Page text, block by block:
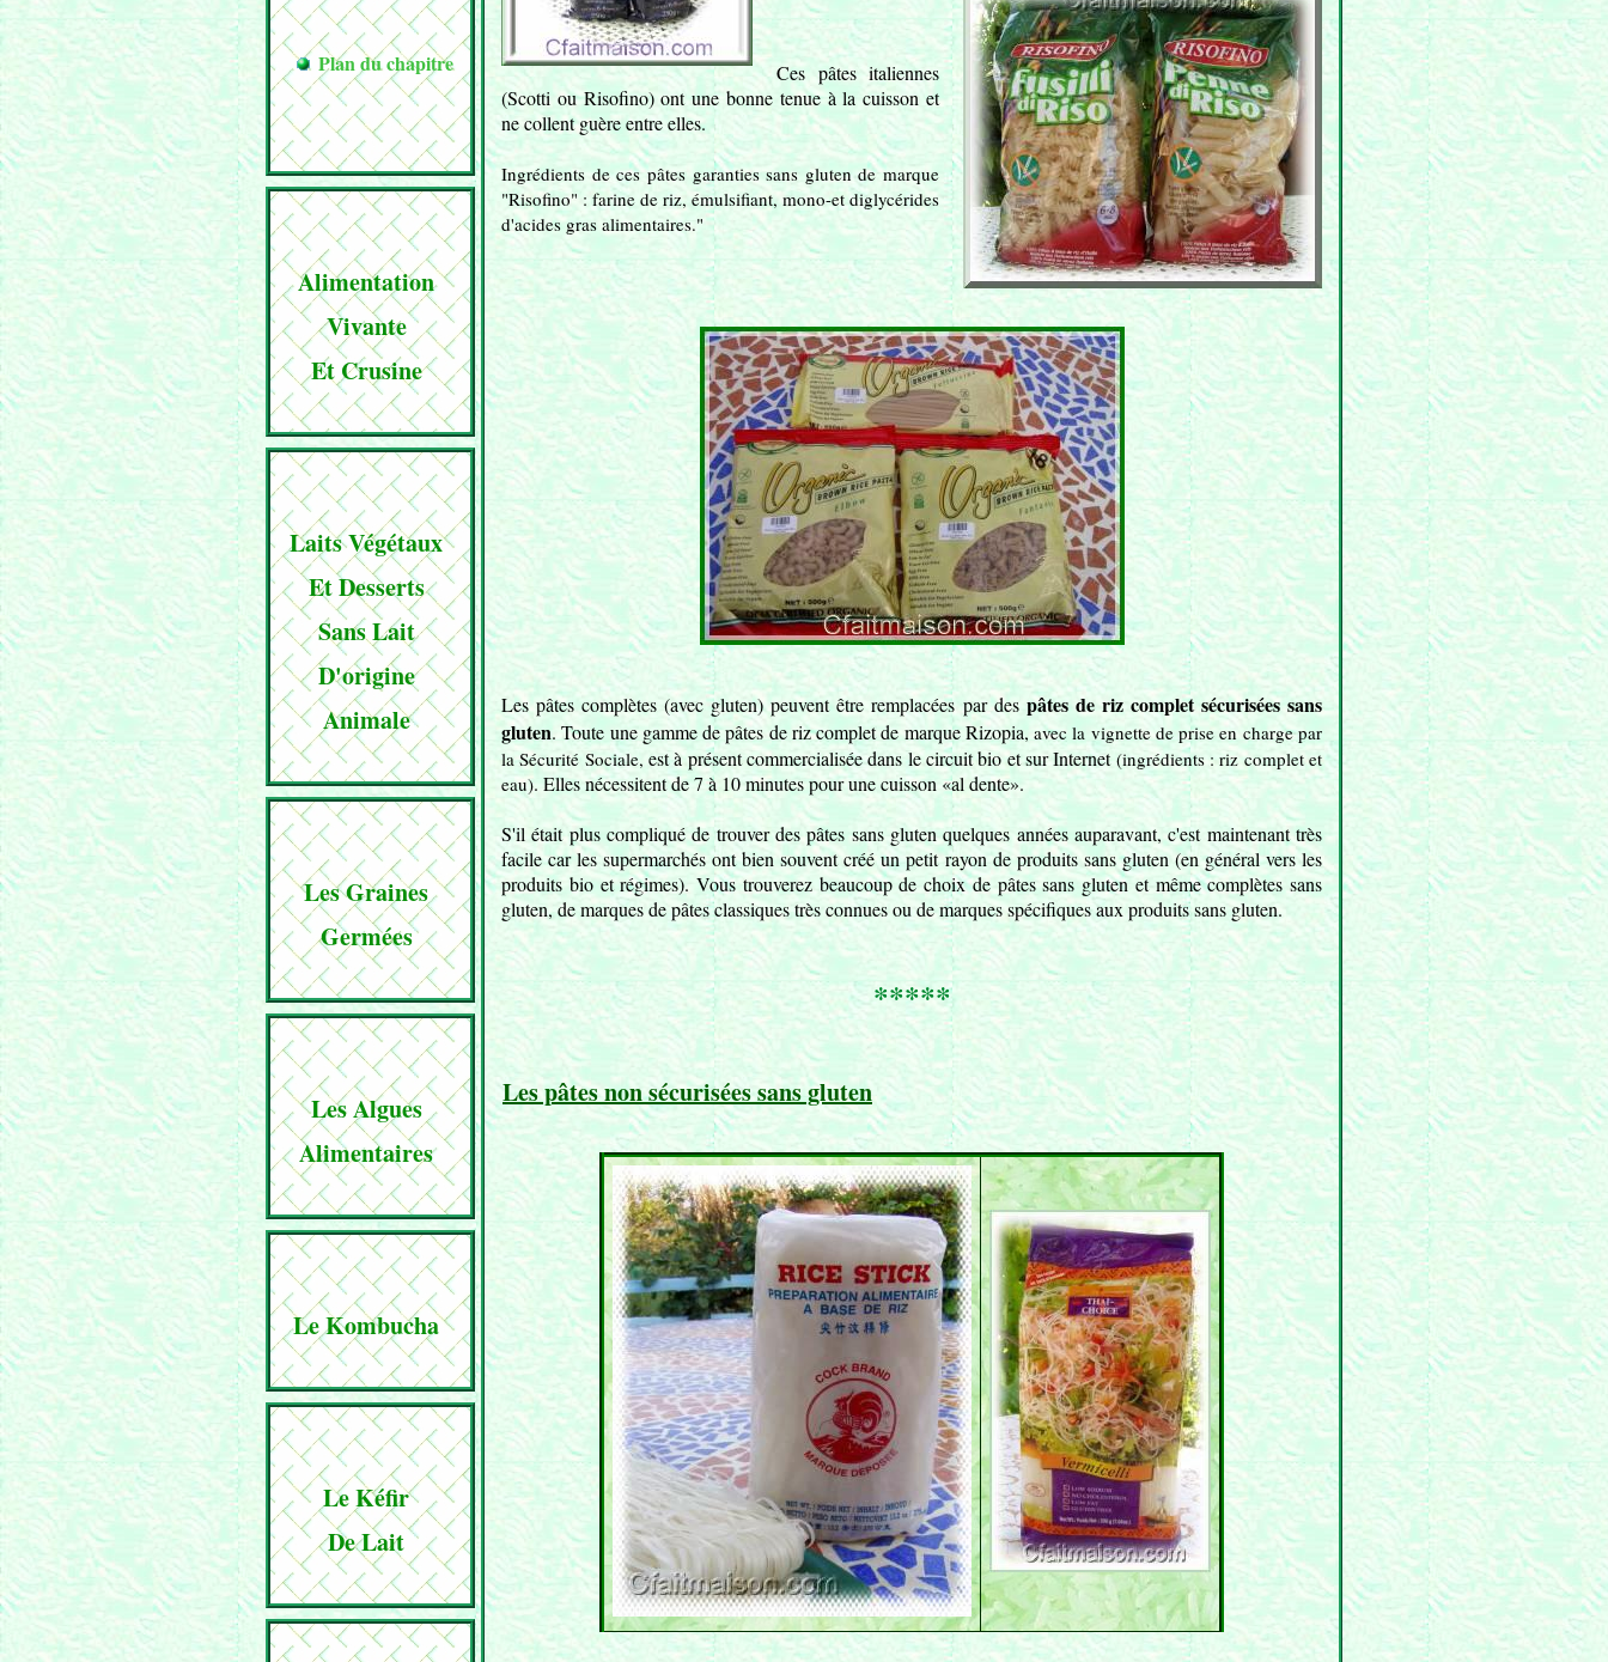
Plan du chapitre
Alimentation
Vivante
Et Crusine
Laits Végétaux
Et Desserts
Sans Lait
D'origine
Animale
Les Graines
Germées
Les Algues
Alimentaires
Le Kombucha
Le Kéfir
De Lait
Ces pâtes italiennes
(Scotti ou Risofino) ont une bonne tenue à la cuisson et
ne collent guère entre elles.
Ingrédients de ces pâtes garanties sans gluten de marque
"Risofino" : farine de riz, émulsifiant, mono-et diglycérides
d'acides gras alimentaires."
Les pâtes complètes (avec gluten) peuvent être remplacées par des pâtes de riz complet sécurisées sans
gluten. Toute une gamme de pâtes de riz complet de marque Rizopia,avec la vignette de prise en charge par
la Sécurité Sociale, est à présent commercialisée dans le circuit bio et sur Internet (ingrédients : riz complet et
eau). Elles nécessitent de 7 à 10 minutes pour une cuisson «al dente».
S'il était plus compliqué de trouver des pâtes sans gluten quelques années auparavant, c'est maintenant très
facile car les supermarchés ont bien souvent créé un petit rayon de produits sans gluten (en général vers les
produits bio et régimes). Vous trouverez beaucoup de choix de pâtes sans gluten et même complètes sans
gluten, de marques de pâtes classiques très connues ou de marques spécifiques aux produits sans gluten.
*****
Les pâtes non sécurisées sans gluten